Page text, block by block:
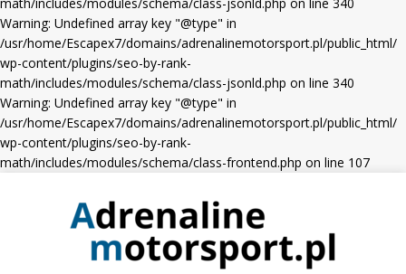
Warning: Undefined array key "@type" in
/usr/home/Escapex7/domains/adrenalinemotorsport.pl/public_html/
wp-content/plugins/seo-by-rank-
math/includes/modules/schema/class-jsonld.php on line 340
Warning: Undefined array key "@type" in
/usr/home/Escapex7/domains/adrenalinemotorsport.pl/public_html/
wp-content/plugins/seo-by-rank-
math/includes/modules/schema/class-frontend.php on line 107